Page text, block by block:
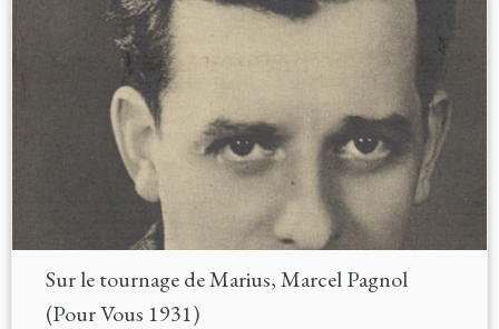
Sur le tournage de Marius, Marcel Pagnol
(Pour Vous 1931)